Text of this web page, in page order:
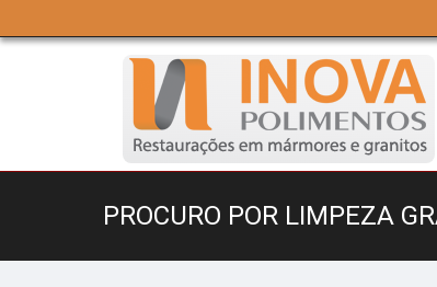
PROCURO POR LIMPEZA